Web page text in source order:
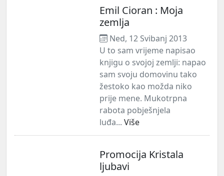
Emil Cioran : Moja
zemlja
Ned, 12 Svibanj 2013
U to sam vrijeme napisao
knjigu o svojoj zemlji: napao
sam svoju domovinu tako
žestoko kao možda niko
prije mene. Mukotrpna
rabota pobješnjela
luđa... Više
Promocija Kristala
ljubavi